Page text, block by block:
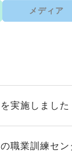
メディア
実施しました
職業訓練セ